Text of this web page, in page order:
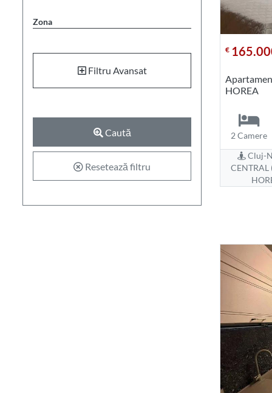
Zona
Filtru Avansat
Caută
Resetează filtru
€
HOREA
2 Camere
Cluj-
CENTRAL